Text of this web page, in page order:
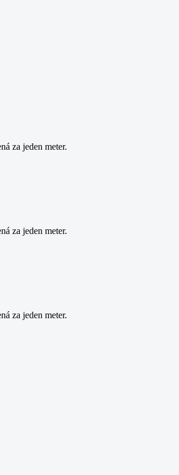
za jeden meter.
za jeden meter.
za jeden meter.